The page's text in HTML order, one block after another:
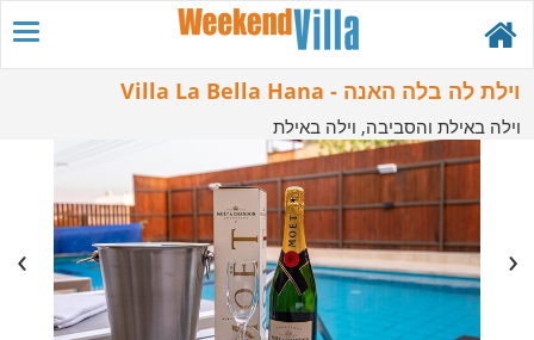
וילת לה בלה האנה - Villa La Bella Hana
וילה באילת והסביבה, וילה באילת